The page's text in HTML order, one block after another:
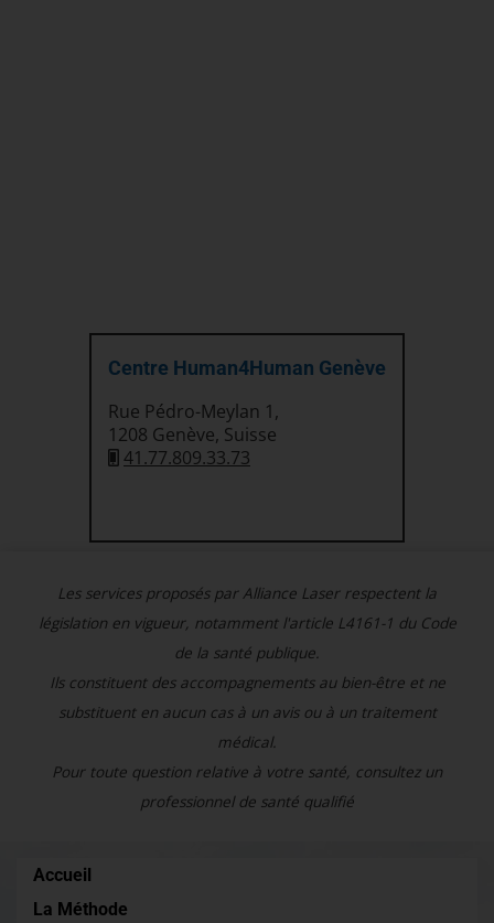
Centre Human4Human Genève
Rue Pédro-Meylan 1,
1208 Genève, Suisse
41.77.809.33.73
Les services proposés par Alliance Laser respectent la
législation en vigueur, notamment l'article L4161-1 du Code
de la santé publique.
Ils constituent des accompagnements au bien-être et ne
substituent en aucun cas à un avis ou à un traitement
médical.
Pour toute question relative à votre santé, consultez un
professionnel de santé qualifié
Accueil
La Méthode